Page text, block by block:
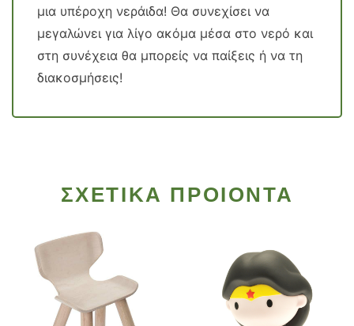
μια υπέροχη νεράιδα! Θα συνεχίσει να
μεγαλώνει για λίγο ακόμα μέσα στο νερό και
στη συνέχεια θα μπορείς να παίξεις ή να τη
διακοσμήσεις!
ΣΧΕΤΙΚΑ ΠΡΟΙΟΝΤΑ